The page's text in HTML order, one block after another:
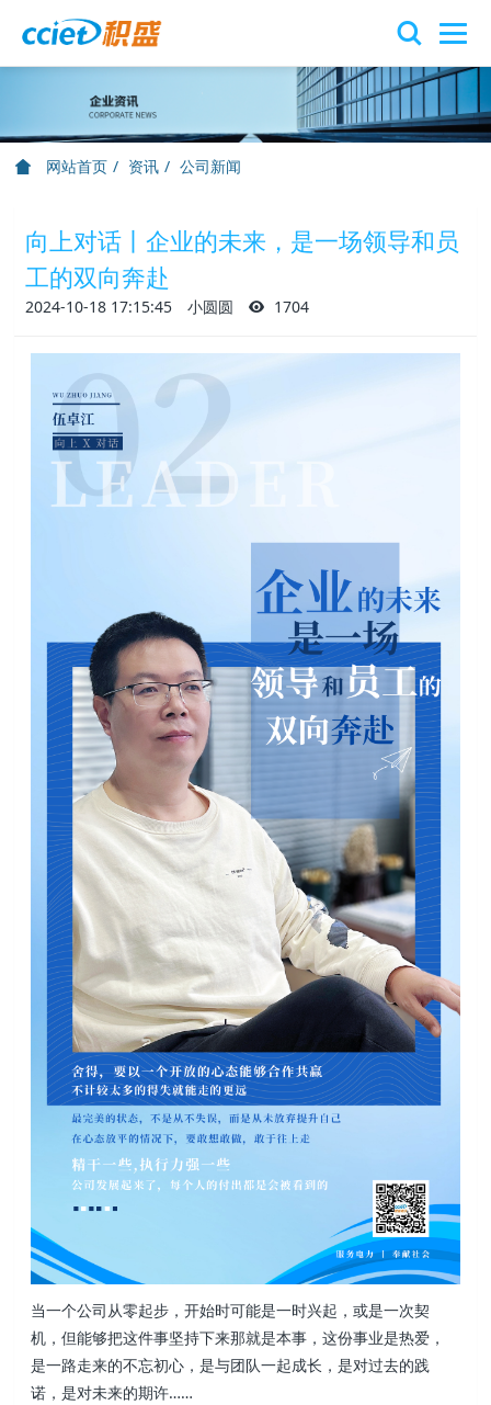
网站首页 资讯 公司新闻
向上对话丨企业的未来，是一场领导和员
工的双向奔赴
2024-10-18 17:15:45 小圆圆 1704
当一个公司从零起步，开始时可能是一时兴起，或是一次契
机，但能够把这件事坚持下来那就是本事，这份事业是热爱，
是一路走来的不忘初心，是与团队一起成长，是对过去的践
诺，是对未来的期许……